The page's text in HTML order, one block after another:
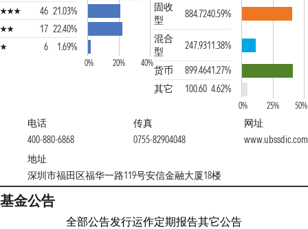
46 21.03%
17 22.40%
6
1.69%
0% 20% 40%
固收
型
884.7240.59%
混合
型
247.9311.38%
货币
899.4641.27%
其它
100.60 4.62%
0% 25% 50%
电话
400-880-6868
传真
0755-82904048
网址
www.ubssdic.com
地址
深圳市福田区福华一路119号安信金融大厦18楼
基金公告
全部公告发行运作定期报告其它公告